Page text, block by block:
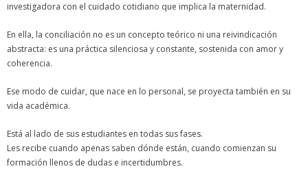
investigadora con el cuidado cotidiano que implica la maternidad.
En ella, la conciliación no es un concepto teórico ni una reivindicación
abstracta: es una práctica silenciosa y constante, sostenida con amor y
coherencia.
Ese modo de cuidar, que nace en lo personal, se proyecta también en su
vida académica.
Está al lado de sus estudiantes en todas sus fases.
Les recibe cuando apenas saben dónde están, cuando comienzan su
formación llenos de dudas e incertidumbres.